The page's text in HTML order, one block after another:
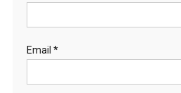
Email *